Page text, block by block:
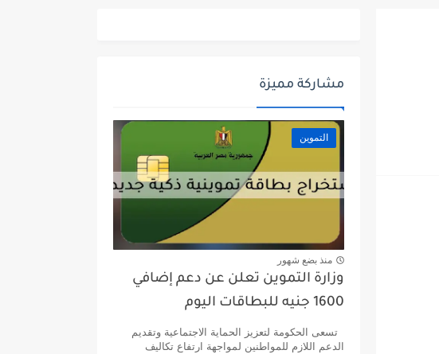
مشاركة مميزة
التموين
منذ بضع شهور
وزارة التموين تعلن عن دعم إضافي
1600 جنيه للبطاقات اليوم
تسعى الحكومة لتعزيز الحماية الاجتماعية وتقديم
الدعم اللازم للمواطنين لمواجهة ارتفاع تكاليف